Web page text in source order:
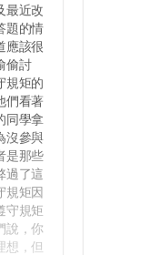
最近改
題的情
應該很
偷討
規矩的
們看著
同學拿
沒參與
是那些
過了這
規矩因
守規矩
說，你
想，但